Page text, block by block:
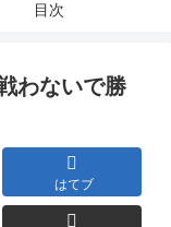
目次
わないで勝
はてブ